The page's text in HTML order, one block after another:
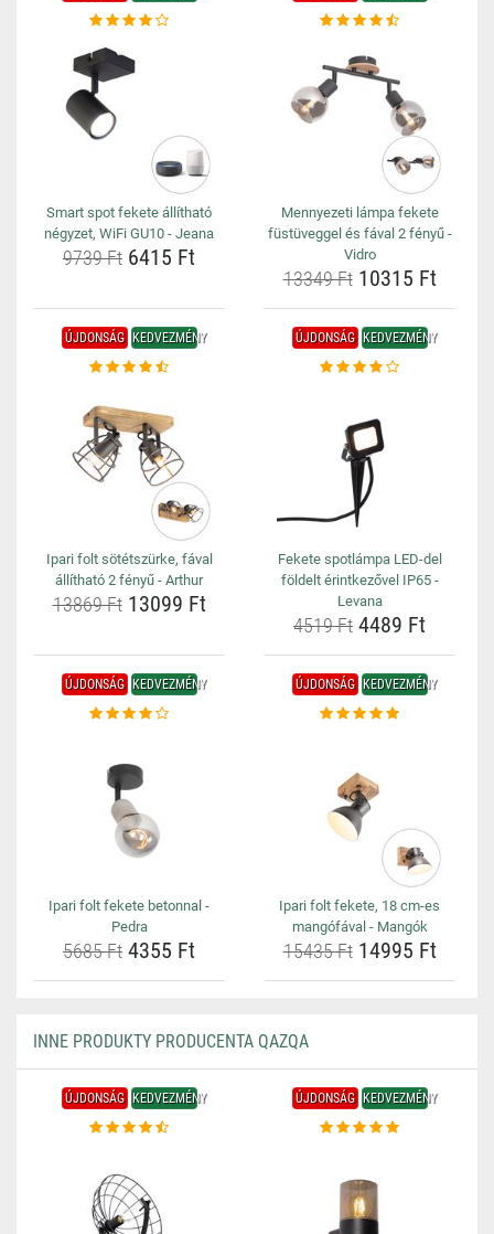
Smart spot fekete állítható
négyzet, WiFi GU10 - Jeana
9739 Ft 6415 Ft
Mennyezeti lámpa fekete
füstüveggel és fával 2 fényű -
Vidro
13349 Ft10315 Ft
ÚJDONSÁG KEDVEZMÉNY
Ipari folt sötétszürke, fával
állítható 2 fényű - Arthur
13869 Ft13099 Ft
ÚJDONSÁG KEDVEZMÉNY
Fekete spotlámpa LED-del
földelt érintkezővel IP65 -
Levana
4519 Ft 4489 Ft
ÚJDONSÁG KEDVEZMÉNY
Ipari folt fekete betonnal -
Pedra
5685 Ft 4355 Ft
ÚJDONSÁG KEDVEZMÉNY
Ipari folt fekete, 18 cm-es
mangófával - Mangók
15435 Ft14995 Ft
INNE PRODUKTY PRODUCENTA QAZQA
ÚJDONSÁG KEDVEZMÉNY ÚJDONSÁG KEDVEZMÉNY